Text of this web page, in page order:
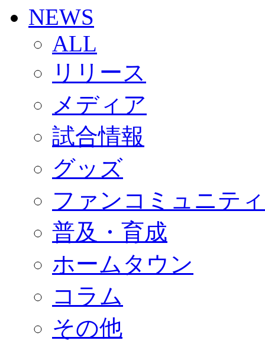
SCHEDULE
2026/27
練習見学時のファンサービスについて
TICKET
奈良クラブ明治安田J3リーグ2026/27シーズン試
奈良クラブ明治安田Ｊ3リーグ 2026/27シーズン「
観戦ルール＆マナー
2026/27ファンコミュニティ
サポートショップ
GOODS
オフィシャルストア（実店舗）
オンラインストア
ACADEMY
アカデミーについて
コーチ&スタッフ
ジュニア
ジュニアユース
ユース
練習拠点（ナラディーア）
SCHOOL
CLUB
パートナー募集
クラブ理念
サステナビリティ
Web制作支援
NEWS
ALL
リリース
メディア
試合情報
グッズ
ファンコミュニティ
普及・育成
ホームタウン
コラム
その他